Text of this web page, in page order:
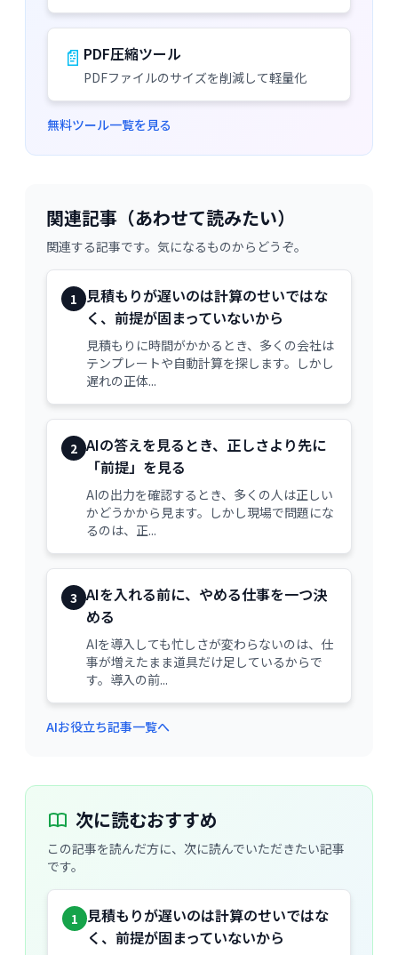
📄 PDF圧縮ツール
PDFファイルのサイズを削減して軽量化
無料ツール一覧を見る
関連記事（あわせて読みたい）
関連する記事です。気になるものからどうぞ。
1 見積もりが遅いのは計算のせいではな
く、前提が固まっていないから
見積もりに時間がかかるとき、多くの会社は
テンプレートや自動計算を探します。しかし
遅れの正体...
2 AIの答えを見るとき、正しさより先に
「前提」を見る
AIの出力を確認するとき、多くの人は正しい
かどうかから見ます。しかし現場で問題にな
るのは、正...
3 AIを入れる前に、やめる仕事を一つ決
める
AIを導入しても忙しさが変わらないのは、仕
事が増えたまま道具だけ足しているからで
す。導入の前...
AIお役立ち記事一覧へ
次に読むおすすめ
この記事を読んだ方に、次に読んでいただきたい記事
です。
1 見積もりが遅いのは計算のせいではな
く、前提が固まっていないから